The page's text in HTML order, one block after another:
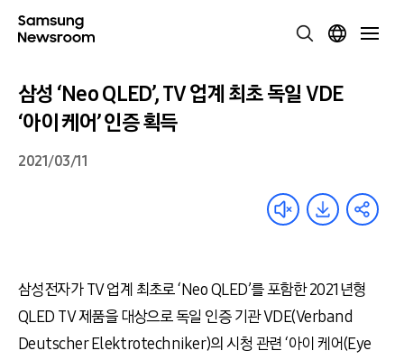
삼성 ‘Neo QLED’, TV 업계 최초 독일 VDE
‘아이 케어’ 인증 획득
2021/03/11
삼성전자가 TV 업계 최초로 ‘Neo QLED’를 포함한 2021년형
QLED TV 제품을 대상으로 독일 인증 기관 VDE(Verband
Deutscher Elektrotechniker)의 시청 관련 ‘아이 케어(Eye